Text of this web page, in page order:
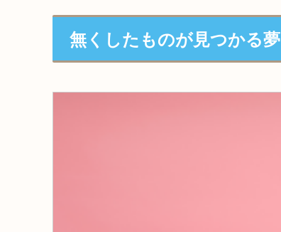
無くしたものが見つかる夢